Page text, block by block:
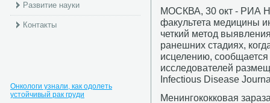
Развитие науки
Контакты
Онкологи узнали, как одолеть
устойчивый рак груди
МОСКВА, 30 окт - РИА
факультета медицины
четкий метод
ранешних стадиях,
исцелению, сообщается
исследователей
Infectious Disease
Менингококковая